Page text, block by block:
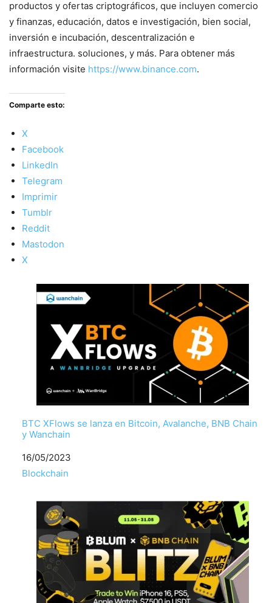
productos y ofertas criptográficos, que incluyen comercio
y finanzas, educación, datos e investigación, bien social,
inversión e incubación, descentralización e
infraestructura. soluciones, y más. Para obtener más
información visite https://www.binance.com.
Comparte esto:
X
Facebook
LinkedIn
Telegram
Imprimir
Tumblr
Reddit
Mastodon
X
BTC XFlows se lanza en Bitcoin, Avalanche, BNB Chain
y Wanchain
Fecha
16/05/2023
Respecto a
Blockchain